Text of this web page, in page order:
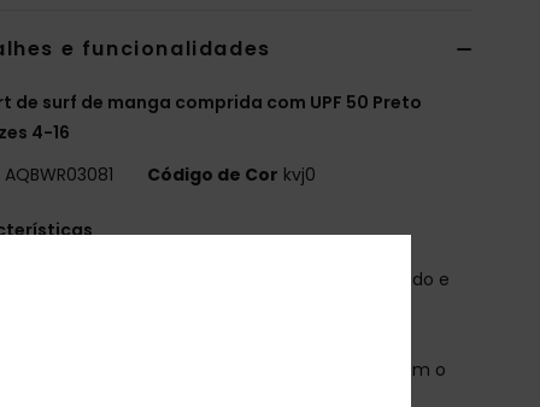
e funcionalidades
de surf de manga comprida com UPF 50 Preto
4-16
AQBWR03081 Código de Cor kvj0
Tecido: Tecido de mistura de 86% poliéster reciclado e
As propriedades absorventes de humidade mantêm o